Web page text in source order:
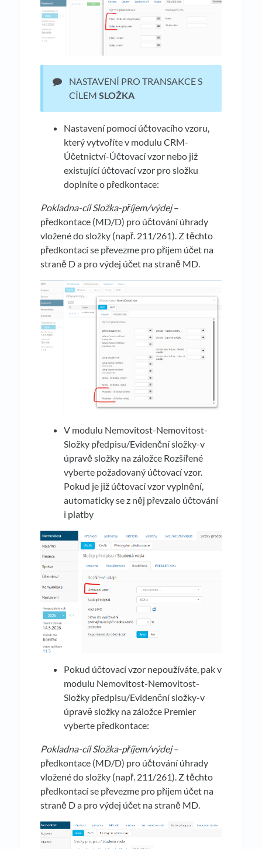
NASTAVENÍ PRO TRANSAKCE S
CÍLEM SLOŽKA
Nastavení pomocí účtovacího vzoru,
který vytvoříte v modulu CRM-
Účetnictví-Účtovací vzor nebo již
existující účtovací vzor pro složku
doplníte o předkontace:
Pokladna-cíl Složka-příjem/výdej–
předkontace (MD/D) pro účtování úhrady
vložené do složky (např. 211/261). Z těchto
předkontací se převezme pro příjem účet na
straně D a pro výdej účet na straně MD.
V modulu Nemovitost-Nemovitost-
Složky předpisu/Evidenční složky-v
úpravě složky na záložce Rozšířené
vyberte požadovaný účtovací vzor.
Pokud je již účtovací vzor vyplnění,
automaticky se z něj převzalo účtování
i platby
Pokud účtovací vzor nepoužíváte, pak v
modulu Nemovitost-Nemovitost-
Složky předpisu/Evidenční složky-v
úpravě složky na záložce Premier
vyberte předkontace:
Pokladna-cíl Složka-příjem/výdej–
předkontace (MD/D) pro účtování úhrady
vložené do složky (např. 211/261). Z těchto
předkontací se převezme pro příjem účet na
straně D a pro výdej účet na straně MD.